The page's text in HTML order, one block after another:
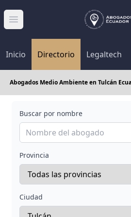
Abrir menú
Inicio Directorio Legaltech
Abogados Medio Ambiente en Tulcán
Buscar por nombre
Provincia
Ciudad